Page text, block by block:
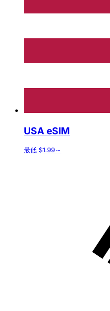
USA eSIM
最低 $1.99～